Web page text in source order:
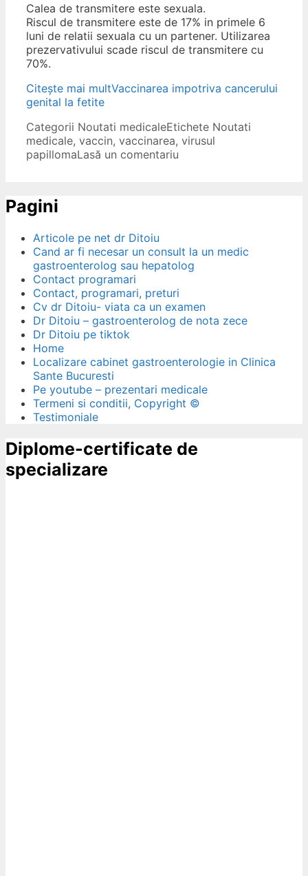
Calea de transmitere este sexuala.
Riscul de transmitere este de 17% in primele 6
luni de relatii sexuala cu un partener. Utilizarea
prezervativului scade riscul de transmitere cu
70%.
Citește mai multVaccinarea impotriva cancerului
genital la fetite
Categorii Noutati medicaleEtichete Noutati
medicale, vaccin, vaccinarea, virusul
papillomaLasă un comentariu
Pagini
Articole pe net dr Ditoiu
Cand ar fi necesar un consult la un medic
gastroenterolog sau hepatolog
Contact programari
Contact, programari, preturi
Cv dr Ditoiu- viata ca un examen
Dr Ditoiu – gastroenterolog de nota zece
Dr Ditoiu pe tiktok
Home
Localizare cabinet gastroenterologie in Clinica
Sante Bucuresti
Pe youtube – prezentari medicale
Termeni si conditii, Copyright ©
Testimoniale
Diplome-certificate de
specializare